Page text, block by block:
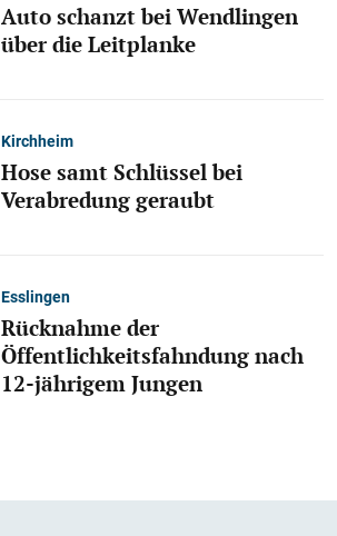
Auto schanzt bei Wendlingen
über die Leitplanke
Kirchheim
Hose samt Schlüssel bei
Verabredung geraubt
Esslingen
Rücknahme der
Öffentlichkeitsfahndung nach
12-jährigem Jungen